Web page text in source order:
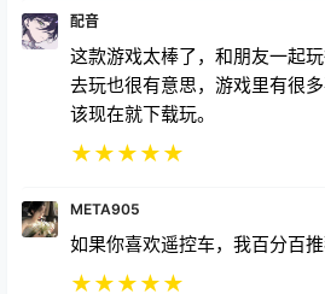
这款游戏太棒了，和朋友一起
去玩也很有意思，游戏里有很
该现在就下载玩。
★★★★★
如果你喜欢遥控车，我百分百
★★★★★